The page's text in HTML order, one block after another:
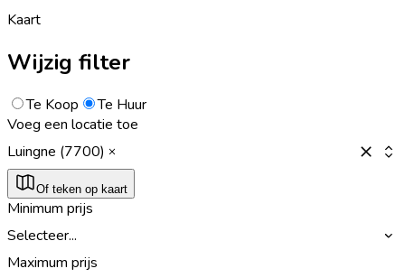
Kaart
Wijzig filter
Te Koop
Te Huur
Voeg een locatie toe
Luingne (7700)
Of teken op kaart
Minimum prijs
Selecteer...
Maximum prijs